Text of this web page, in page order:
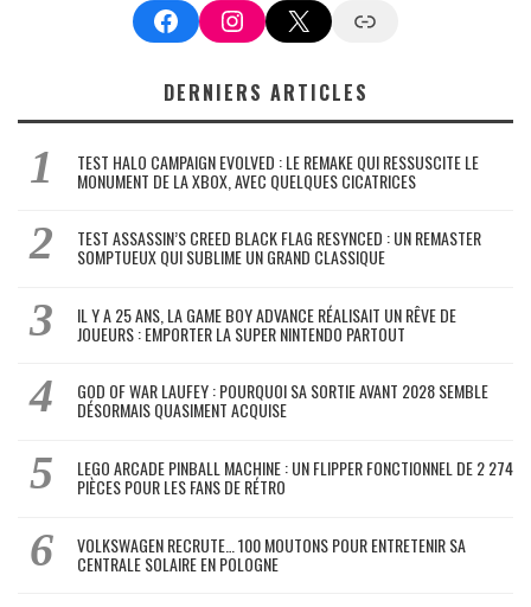
FacebookInstagram
X Google News
DERNIERS ARTICLES
TEST HALO CAMPAIGN EVOLVED : LE REMAKE QUI RESSUSCITE LE
MONUMENT DE LA XBOX, AVEC QUELQUES CICATRICES
TEST ASSASSIN’S CREED BLACK FLAG RESYNCED : UN REMASTER
SOMPTUEUX QUI SUBLIME UN GRAND CLASSIQUE
IL Y A 25 ANS, LA GAME BOY ADVANCE RÉALISAIT UN RÊVE DE
JOUEURS : EMPORTER LA SUPER NINTENDO PARTOUT
GOD OF WAR LAUFEY : POURQUOI SA SORTIE AVANT 2028 SEMBLE
DÉSORMAIS QUASIMENT ACQUISE
LEGO ARCADE PINBALL MACHINE : UN FLIPPER FONCTIONNEL DE 2 274
PIÈCES POUR LES FANS DE RÉTRO
VOLKSWAGEN RECRUTE… 100 MOUTONS POUR ENTRETENIR SA
CENTRALE SOLAIRE EN POLOGNE